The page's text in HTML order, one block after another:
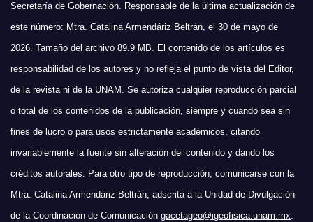
Secretaría de Gobernación. Responsable de la última actualización de
este número: Mtra. Catalina Armendáriz Beltrán, el 30 de mayo de
2026. Tamaño del archivo 89.9 MB. El contenido de los artículos es
responsabilidad de los autores y no refleja el punto de vista del Editor,
de la revista ni de la UNAM. Se autoriza cualquier reproducción parcial
o total de los contenidos de la publicación, siempre y cuando sea sin
fines de lucro o para usos estrictamente académicos, citando
invariablemente la fuente sin alteración del contenido y dando los
créditos autorales. Para otro tipo de reproducción, comunicarse con la
Mtra. Catalina Armendáriz Beltrán, adscrita a la Unidad de Divulgación
de la Coordinación de Comunicación gacetageo@igeofisica.unam.mx.